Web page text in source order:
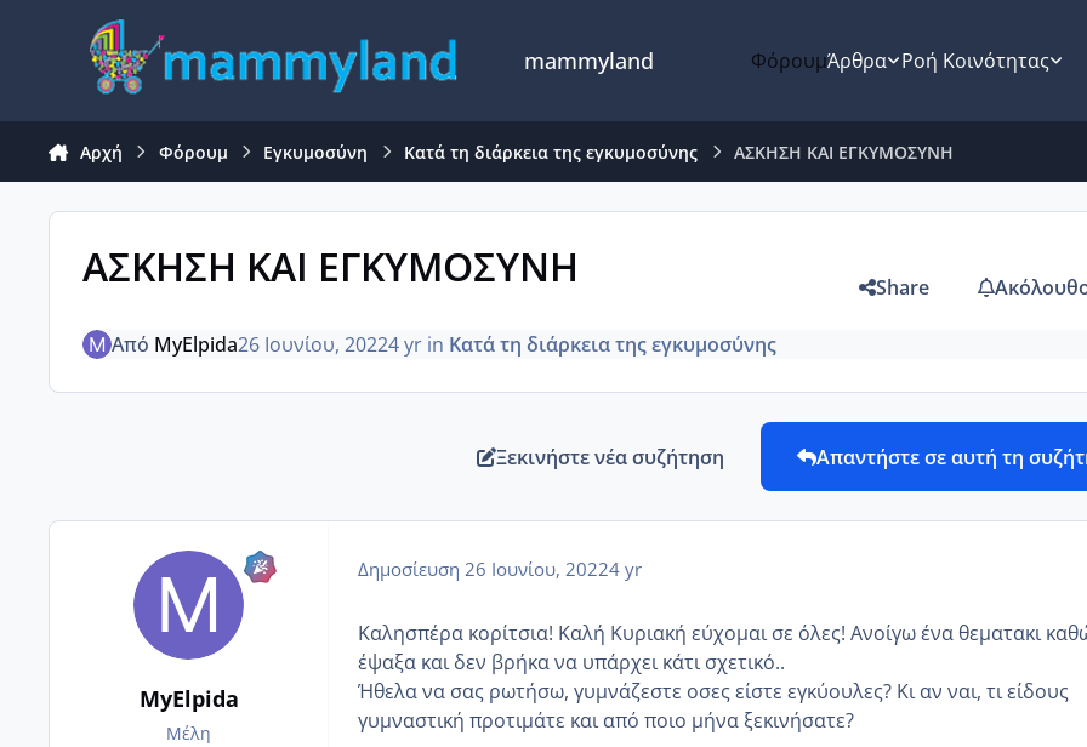
Μετάβαση σε περιεχόμενο
mammyland ΦόρουμΆρθρα Ροή Κοινότητας
Αρχή Φόρουμ Εγκυμοσύνη Κατά τη διάρκεια της εγκυμοσύνης ΑΣΚΗΣΗ ΚΑΙ ΕΓΚΥΜΟΣΥΝΗ
ΑΣΚΗΣΗ ΚΑΙ ΕΓΚΥΜΟΣΥΝΗ Share
Από MyElpida26 Ιουνίου, 20224 yr in Κατά τη διάρκεια της εγκυμοσύνης
Ξεκινήστε νέα συζήτηση Απαντήστε σε αυτή τη
MyElpida
Μέλη
Δημοσίευση 26 Ιουνίου, 20224 yr
Καλησπέρα κορίτσια! Καλή Κυριακή εύχομαι σε όλες! Ανοίγω ένα θεματακι
έψαξα και δεν βρήκα να υπάρχει κάτι σχετικό..
Ήθελα να σας ρωτήσω, γυμνάζεστε οσες είστε εγκύουλες? Κι αν ναι, τι είδους
γυμναστική προτιμάτε και από ποιο μήνα ξεκινήσατε?